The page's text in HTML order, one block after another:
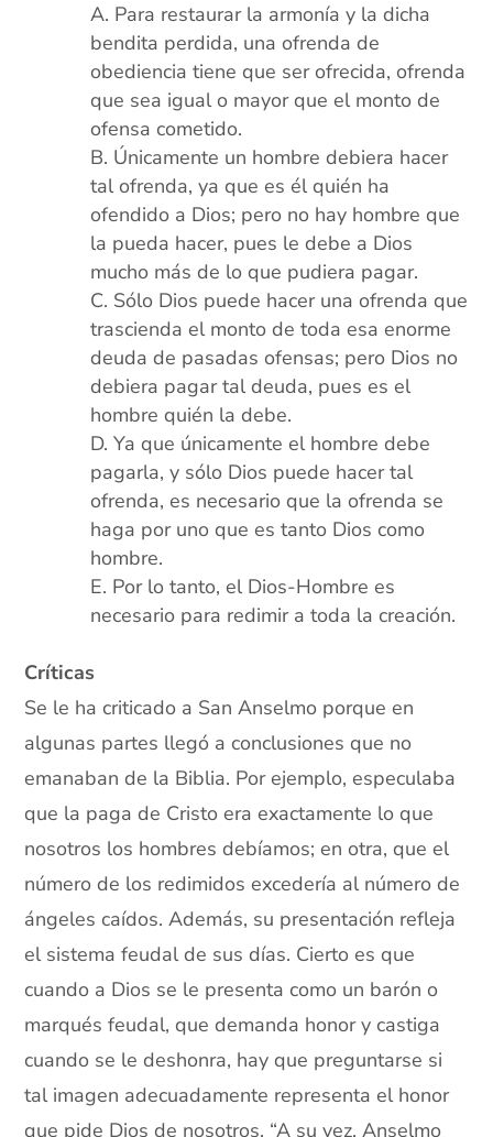
Para restaurar la armonía y la dicha
bendita perdida, una ofrenda de
obediencia tiene que ser ofrecida, ofrenda
que sea igual o mayor que el monto de
ofensa cometido.
Únicamente un hombre debiera hacer
tal ofrenda, ya que es él quién ha
ofendido a Dios; pero no hay hombre que
la pueda hacer, pues le debe a Dios
mucho más de lo que pudiera pagar.
Sólo Dios puede hacer una ofrenda que
trascienda el monto de toda esa enorme
deuda de pasadas ofensas; pero Dios no
debiera pagar tal deuda, pues es el
hombre quién la debe.
Ya que únicamente el hombre debe
pagarla, y sólo Dios puede hacer tal
ofrenda, es necesario que la ofrenda se
haga por uno que es tanto Dios como
hombre.
Por lo tanto, el Dios-Hombre es
necesario para redimir a toda la creación.
Críticas
Se le ha criticado a San Anselmo porque en
algunas partes llegó a conclusiones que no
emanaban de la Biblia. Por ejemplo, especulaba
que la paga de Cristo era exactamente lo que
nosotros los hombres debíamos; en otra, que el
número de los redimidos excedería al número de
ángeles caídos. Además, su presentación refleja
el sistema feudal de sus días. Cierto es que
cuando a Dios se le presenta como un barón o
marqués feudal, que demanda honor y castiga
cuando se le deshonra, hay que preguntarse si
tal imagen adecuadamente representa el honor
que pide Dios de nosotros. “A su vez, Anselmo